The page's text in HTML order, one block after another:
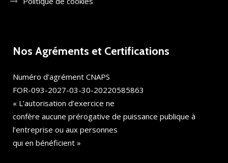
Nos Agréments et Certifications
Numéro d’agrément CNAPS
FOR-093-2027-03-30-20220585863
« L’autorisation d’exercice ne
confère aucune prérogative de puissance publique à
l’entreprise ou aux personnes
qui en bénéficient »